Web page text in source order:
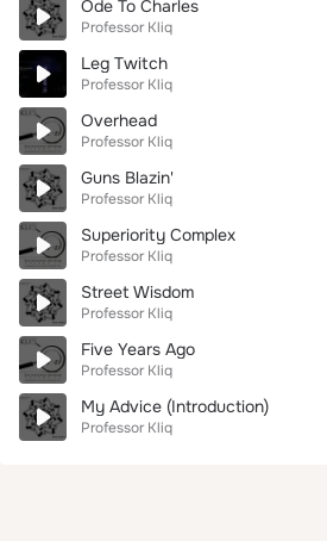
Ode To Charles
Professor Kliq
Leg Twitch
Professor Kliq
Overhead
Professor Kliq
Guns Blazin'
Professor Kliq
Superiority Complex
Professor Kliq
Street Wisdom
Professor Kliq
Five Years Ago
Professor Kliq
My Advice (Introduction)
Professor Kliq